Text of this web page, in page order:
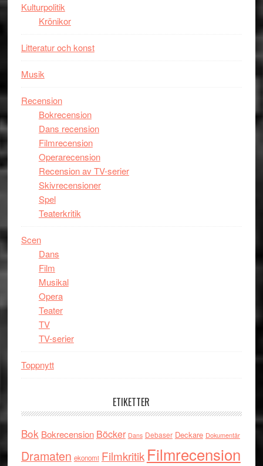
Kulturpolitik
Krönikor
Litteratur och konst
Musik
Recension
Bokrecension
Dans recension
Filmrecension
Operarecension
Recension av TV-serier
Skivrecensioner
Spel
Teaterkritik
Scen
Dans
Film
Musikal
Opera
Teater
TV
TV-serier
Toppnytt
ETIKETTER
Bok Bokrecension Böcker Dans Debaser Deckare Dokumentär
Dramaten ekonomi Filmkritik Filmrecension